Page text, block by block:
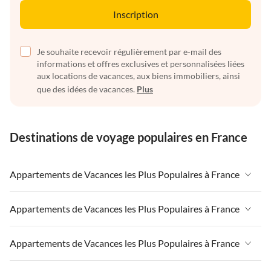
Inscription
Je souhaite recevoir régulièrement par e-mail des
informations et offres exclusives et personnalisées liées
aux locations de vacances, aux biens immobiliers, ainsi
que des idées de vacances. Plus
Destinations de voyage populaires en France
Appartements de Vacances les Plus Populaires à France
Appartements de Vacances à France
Appartements de Vacances à Paris-Ile de France
Appartements de Vacances à Paris
Appartements de Vacances les Plus Populaires à France
Appartements de Vacances à France
Appartements de Vacances les Plus Populaires à France